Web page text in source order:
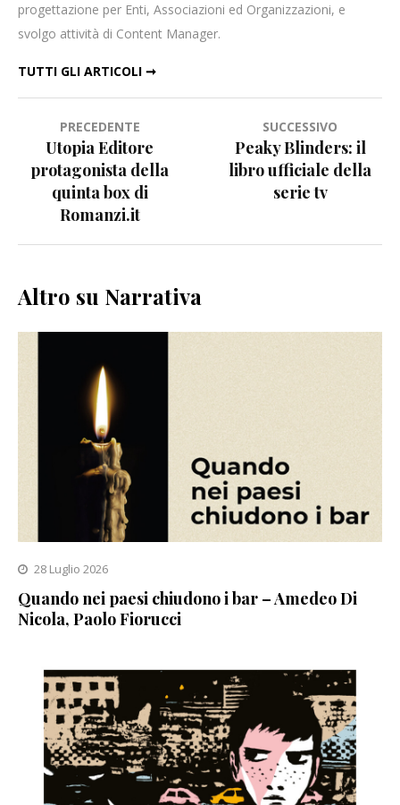
progettazione per Enti, Associazioni ed Organizzazioni, e
svolgo attività di Content Manager.
TUTTI GLI ARTICOLI ➞
Navigazione
articoli
PRECEDENTE
Utopia Editore
protagonista della
quinta box di
Romanzi.it
SUCCESSIVO
Peaky Blinders: il
libro ufficiale della
serie tv
Altro su Narrativa
28 Luglio 2026
Quando nei paesi chiudono i bar – Amedeo Di
Nicola, Paolo Fiorucci